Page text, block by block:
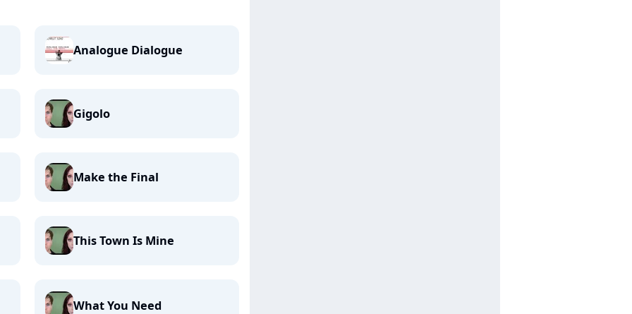
Analogue Dialogue
Gigolo
Make the Final
This Town Is Mine
What You Need